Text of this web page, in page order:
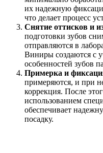
их надежную
что делает процесс
Снятие оттисков и
подготовки зубов
отправляются в
Виниры создаются с
особенностей зубов
Примерка и
примеряются, и при
коррекция. После
использованием
обеспечивает
посадку.